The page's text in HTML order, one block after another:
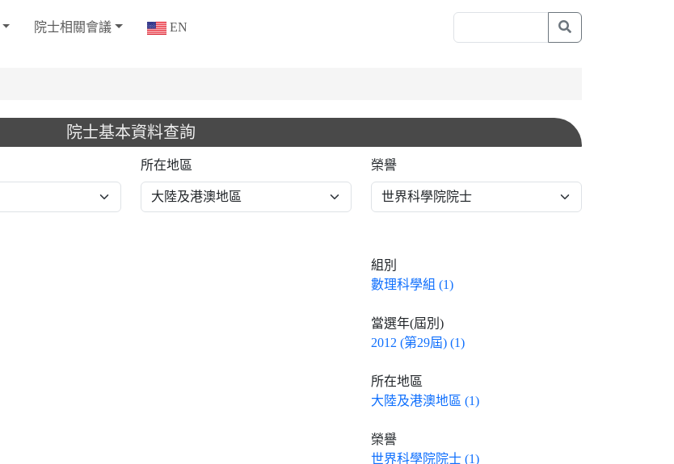
院士相關會議 EN
院士基本資料查詢
所在地區 榮譽
組別
數理科學組 (1)
當選年(屆別)
2012 (第29屆) (1)
所在地區
大陸及港澳地區 (1)
榮譽
世界科學院院士 (1)